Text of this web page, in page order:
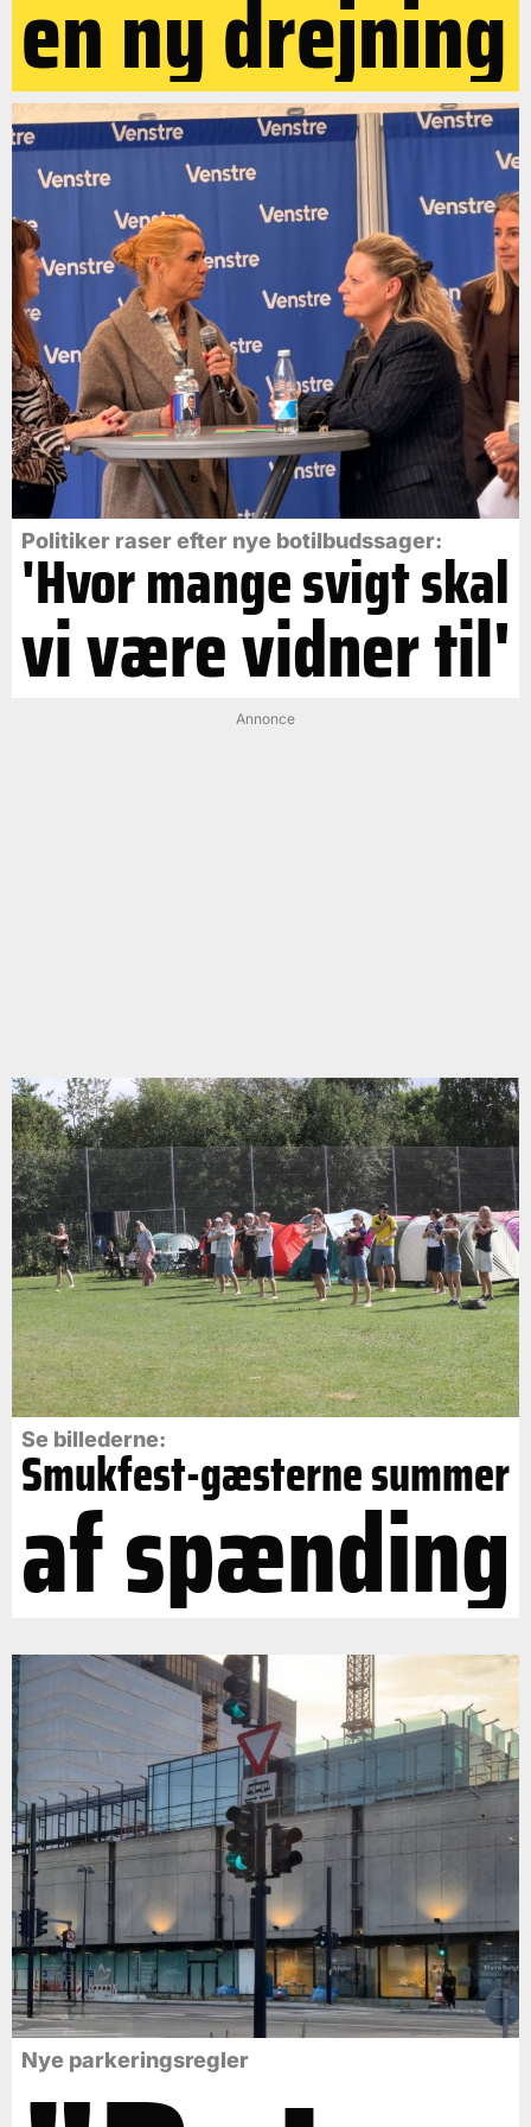
en ny drejning
Politiker raser efter nye botilbudssager:
'Hvor mange svigt skal
vi være vidner til'
Annonce
Se billederne:
Smukfest-gæsterne summer
af spænding
Nye parkeringsregler